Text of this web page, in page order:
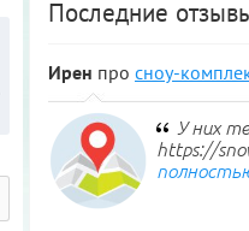
Последние
Ирен про сноу-
У них
https://